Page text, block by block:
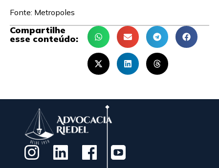
Fonte: Metropoles
Compartilhe
esse conteúdo: